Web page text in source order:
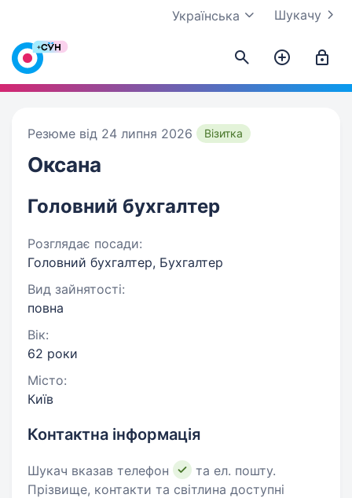
Шукачу
Українська
Резюме від 24 липня 2026 Візитка
Оксана
Головний бухгалтер
Розглядає посади:
Головний бухгалтер, Бухгалтер
Вид зайнятості:
повна
Вік:
62 роки
Місто:
Київ
Контактна інформація
Шукач вказав телефон
та ел. пошту.
Прізвище, контакти та світлина доступні